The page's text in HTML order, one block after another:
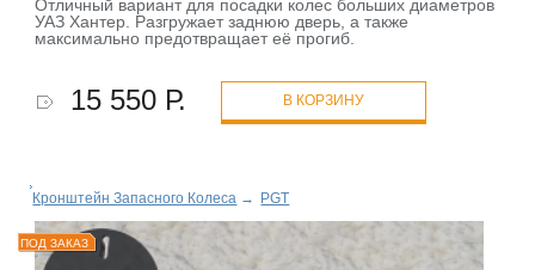
Отличный вариант для посадки колес больших диаметров
УАЗ Хантер. Разгружает заднюю дверь, а также
максимально предотвращает её прогиб.
15 550 Р. В КОРЗИНУ
Кронштейн Запасного Колеса → PGT
ПОД ЗАКАЗ